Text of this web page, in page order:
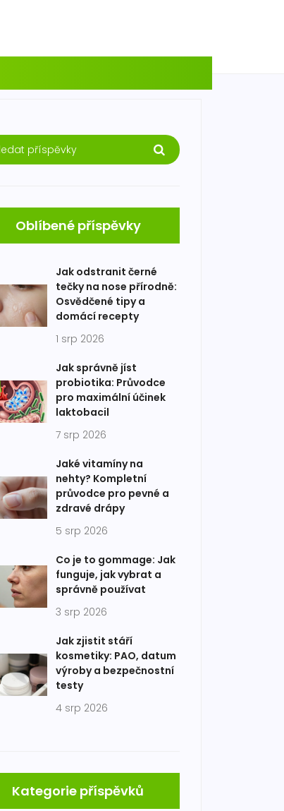
Oblíbené příspěvky
Jak odstranit černé
tečky na nose přírodně:
Osvědčené tipy a
domácí recepty
1 srp 2026
Jak správně jíst
probiotika: Průvodce
pro maximální účinek
laktobacil
7 srp 2026
Jaké vitamíny na
nehty? Kompletní
průvodce pro pevné a
zdravé drápy
5 srp 2026
Co je to gommage: Jak
funguje, jak vybrat a
správně používat
3 srp 2026
Jak zjistit stáří
kosmetiky: PAO, datum
výroby a bezpečnostní
testy
4 srp 2026
Kategorie příspěvků